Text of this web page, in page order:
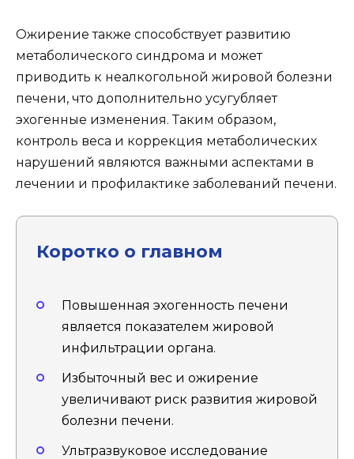
Ожирение также способствует развитию
метаболического синдрома и может
приводить к неалкогольной жировой болезни
печени, что дополнительно усугубляет
эхогенные изменения. Таким образом,
контроль веса и коррекция метаболических
нарушений являются важными аспектами в
лечении и профилактике заболеваний печени.
Коротко о главном
Повышенная эхогенность печени
является показателем жировой
инфильтрации органа.
Избыточный вес и ожирение
увеличивают риск развития жировой
болезни печени.
Ультразвуковое исследование